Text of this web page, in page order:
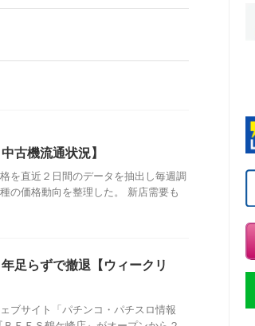
古機流通状況】
を直近２日間のデータを抽出し毎週調
の価格動向を整理した。 新店需要も
足らずで撤退【ウィークリ
ブサイト「パチンコ・パチスロ情報